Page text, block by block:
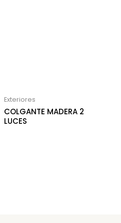
Exteriores
COLGANTE MADERA 2
LUCES